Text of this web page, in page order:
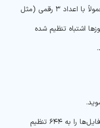
تغییر دهد یا اجرا کند. این مجوزها معمولاً با اعداد ۳ رقمی (مثل
اشتباه تنظیم شده
مجوزهای پوشه‌ها را به ۷۵۵ و فایل‌ها را به ۶۴۴ تنظیم